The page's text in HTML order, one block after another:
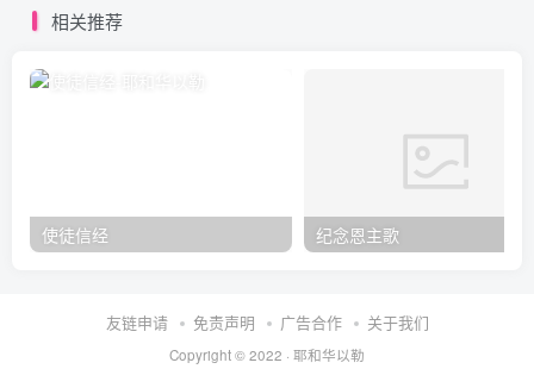
相关推荐
使徒信经 纪念恩主歌
友链申请 免责声明 广告合作 关于我们
Copyright © 2022 · 耶和华以勒